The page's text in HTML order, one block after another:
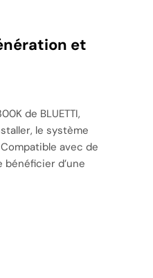
et
de BLUETTI,
le système
avec de
d’une